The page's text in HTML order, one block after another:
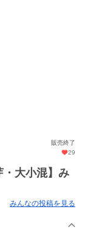
販売終了
29
・大小混】み
みんなの投稿を見る